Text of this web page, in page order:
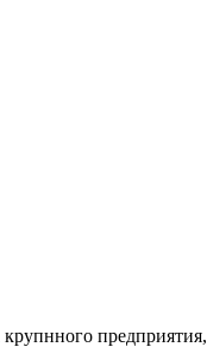
предприятия,